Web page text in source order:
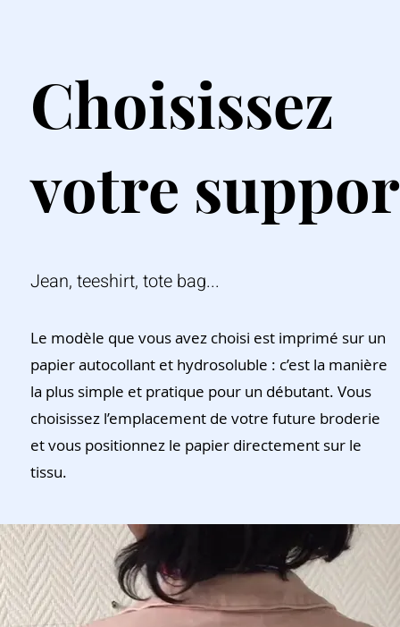
Choisissez
votre
Jean, teeshirt, tote bag...
Le modèle que vous avez choisi est imprimé sur un
papier autocollant et hydrosoluble : c’est la manière
la plus simple et pratique pour un débutant. Vous
choisissez l’emplacement de votre future broderie
et vous positionnez le papier directement sur le
tissu.